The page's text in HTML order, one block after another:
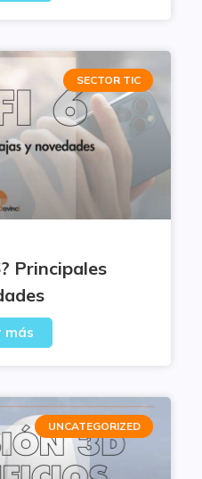
SECTOR TIC
Principales
más
UNCATEGORIZED